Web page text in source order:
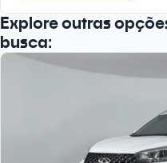
Explore outras
busca: